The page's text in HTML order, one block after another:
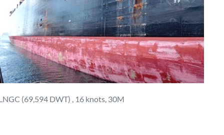
(69,594 DWT) , 16 knots, 30M